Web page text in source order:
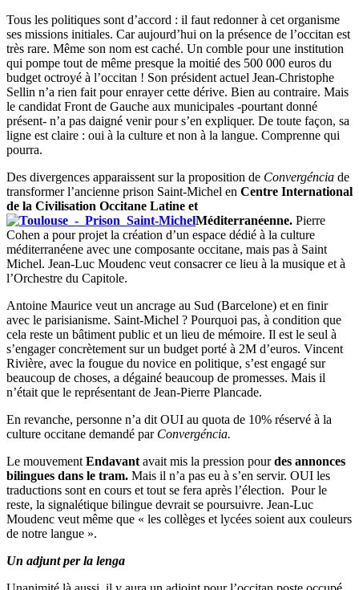
Tous les politiques sont d’accord : il faut redonner à cet organisme
ses missions initiales. Car aujourd’hui on la présence de l’occitan est
très rare. Même son nom est caché. Un comble pour une institution
qui pompe tout de même presque la moitié des 500 000 euros du
budget octroyé à l’occitan ! Son président actuel Jean-Christophe
Sellin n’a rien fait pour enrayer cette dérive. Bien au contraire. Mais
le candidat Front de Gauche aux municipales -pourtant donné
présent- n’a pas daigné venir pour s’en expliquer. De toute façon, sa
ligne est claire : oui à la culture et non à la langue. Comprenne qui
pourra.
Des divergences apparaissent sur la proposition de Convergéncia de
transformer l’ancienne prison Saint-Michel en Centre International
de la Civilisation Occitane Latine et
Méditerranéenne. Pierre
Cohen a pour projet la création d’un espace dédié à la culture
méditerranéene avec une composante occitane, mais pas à Saint
Michel. Jean-Luc Moudenc veut consacrer ce lieu à la musique et à
l’Orchestre du Capitole.
Antoine Maurice veut un ancrage au Sud (Barcelone) et en finir
avec le parisianisme. Saint-Michel ? Pourquoi pas, à condition que
cela reste un bâtiment public et un lieu de mémoire. Il est le seul à
s’engager concrètement sur un budget porté à 2M d’euros. Vincent
Rivière, avec la fougue du novice en politique, s’est engagé sur
beaucoup de choses, a dégainé beaucoup de promesses. Mais il
n’était que le représentant de Jean-Pierre Plancade.
En revanche, personne n’a dit OUI au quota de 10% réservé à la
culture occitane demandé par Convergéncia.
Le mouvement Endavant avait mis la pression pourdes annonces
bilingues dans le tram. Mais il n’a pas eu à s’en servir. OUI les
traductions sont en cours et tout se fera après l’élection. Pour le
reste, la signalétique bilingue devrait se poursuivre. Jean-Luc
Moudenc veut même que « les collèges et lycées soient aux couleurs
de notre langue ».
Un adjunt per la lenga